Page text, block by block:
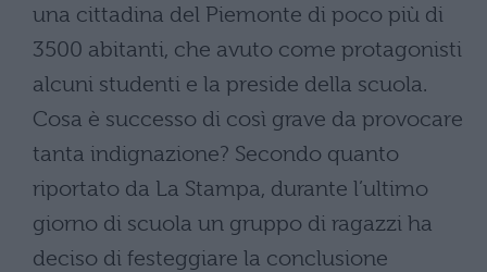
una cittadina del Piemonte di poco più di
3500 abitanti, che avuto come protagonisti
alcuni studenti e la preside della scuola.
Cosa è successo di così grave da provocare
tanta indignazione? Secondo quanto
riportato da La Stampa, durante l’ultimo
giorno di scuola un gruppo di ragazzi ha
deciso di festeggiare la conclusione